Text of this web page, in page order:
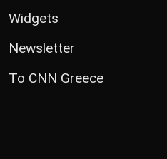
Widgets
Newsletter
Το CNN Greece